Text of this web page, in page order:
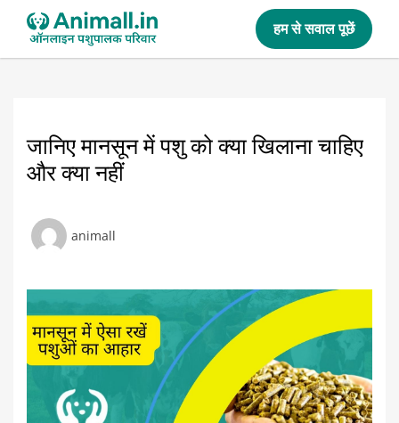
हम से सवाल पूछें
जानिए मानसून में पशु को क्या खिलाना चाहिए
और क्या नहीं
animall